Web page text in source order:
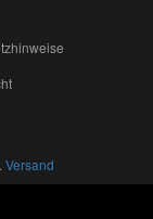
Versand